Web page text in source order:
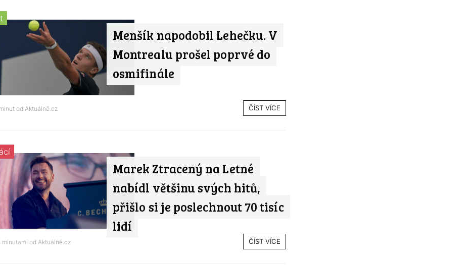
Menšík napodobil Lehečku. V
Montrealu prošel poprvé do
osmifinále
od Aktuálně.cz ČÍST VÍCE
Marek Ztracený na Letné
nabídl většinu svých hitů,
přišlo si je poslechnout 70 tisíc
lidí
minutami od Aktuálně.cz ČÍST VÍCE